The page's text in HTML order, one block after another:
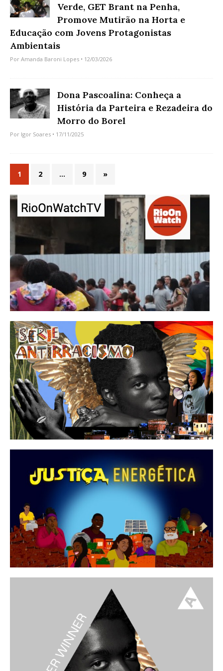
Verde, GET Brant na Penha,
Promove Mutirão na Horta e
Educação com Jovens Protagonistas
Ambientais
Por Amanda Baroni Lopes • 12/03/2026
Dona Pascoalina: Conheça a
História da Parteira e Rezadeira do
Morro do Borel
Por Igor Soares • 17/11/2025
1 2 … 9 »